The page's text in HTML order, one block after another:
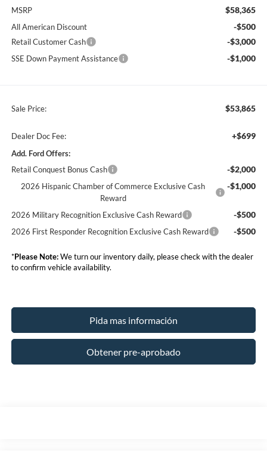
MSRP $58,365
All American Discount -$500
Retail Customer Cash -$3,000
SSE Down Payment Assistance -$1,000
Sale Price: $53,865
Dealer Doc Fee: +$699
Add. Ford Offers:
Retail Conquest Bonus Cash
-$2,000
2026 Hispanic Chamber of Commerce Exclusive Cash
Reward
-$1,000
2026 Military Recognition Exclusive Cash Reward -$500
2026 First Responder Recognition Exclusive Cash Reward -$500
*Please Note:We turn our inventory daily, please check with the dealer
to confirm vehicle availability.
Pida mas información
Obtener pre-aprobado